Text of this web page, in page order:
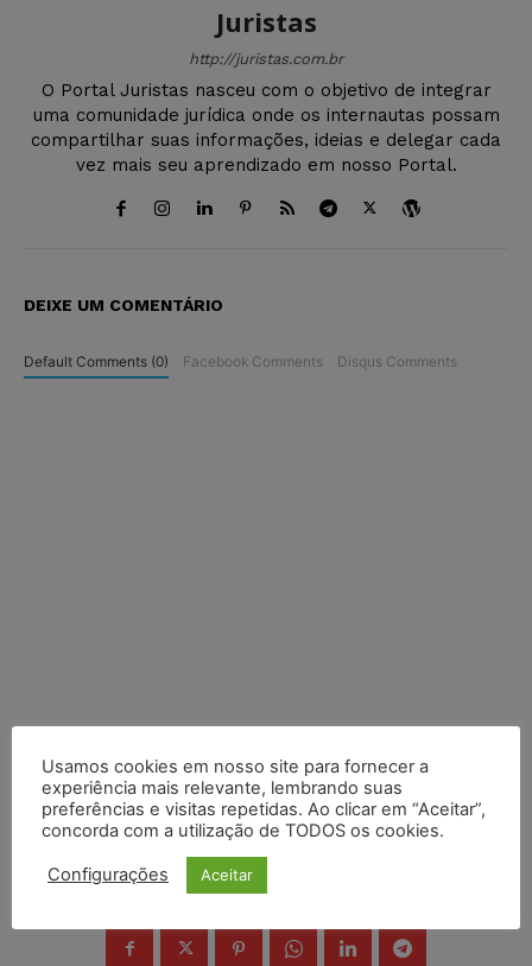
Juristas
http://juristas.com.br
O Portal Juristas nasceu com o objetivo de integrar
uma comunidade jurídica onde os internautas possam
compartilhar suas informações, ideias e delegar cada
vez mais seu aprendizado em nosso Portal.
DEIXE UM COMENTÁRIO
Default Comments (0) Facebook Comments Disqus Comments
COMPARTILHE
Usamos cookies em nosso site para fornecer a
experiência mais relevante, lembrando suas
preferências e visitas repetidas. Ao clicar em “Aceitar”,
concorda com a utilização de TODOS os cookies.
Configurações Aceitar